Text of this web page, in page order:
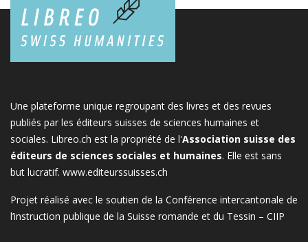
Une plateforme unique regroupant des livres et des revues
publiés par les éditeurs suisses de sciences humaines et
sociales. Libreo.ch est la propriété de l'Association suisse des
éditeurs de sciences sociales et humaines. Elle est sans
but lucratif. www.editeurssuisses.ch
Projet réalisé avec le soutien de la Conférence intercantonale de
l’instruction publique de la Suisse romande et du Tessin – CIIP